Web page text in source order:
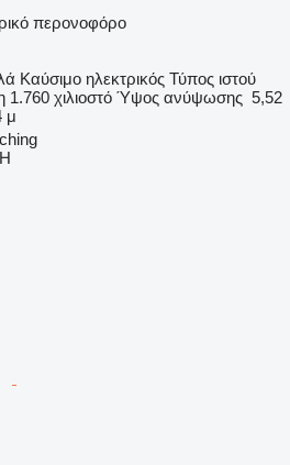
περονοφόρο
Καύσιμο ηλεκτρικός Τύπος ιστού
1.760 χιλιοστό Ύψος ανύψωσης 5,52
μ